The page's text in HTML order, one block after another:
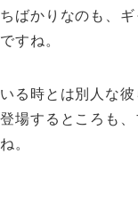
ばかりなのも、
すね。
る時とは別人な
場するところも
。